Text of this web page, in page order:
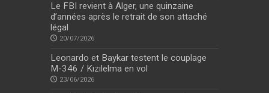
Le FBI revient à Alger, une quinzaine
d’années après le retrait de son attaché
légal
20/07/2026
Leonardo et Baykar testent le couplage
M-346 / Kızılelma en vol
23/06/2026